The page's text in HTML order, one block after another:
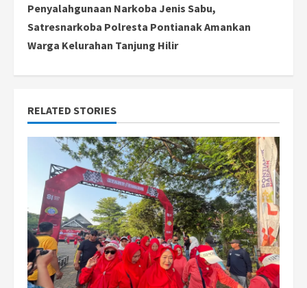
t
i
n
u
e
a
d
i
Penyalahgunaan Narkoba Jenis Sabu,
Satresnarkoba Polresta Pontianak Amankan
Warga Kelurahan Tanjung Hilir
RELATED STORIES